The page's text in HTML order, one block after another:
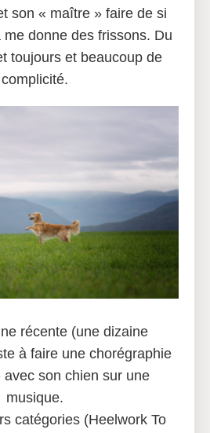
son « maître » faire de si
donne des frissons. Du
toujours et beaucoup de
complicité.
récente (une dizaine
à faire une chorégraphie
avec son chien sur une
musique.
catégories (Heelwork To